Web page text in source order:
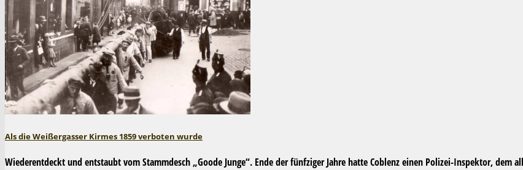
Als die Weißergasser Kirmes 1859 verboten wurde
Wiederentdeckt und entstaubt vom Stammdesch „Goode Junge“. Ende der fünfziger Jahre hatte Coblenz einen Polizei-Inspektor, dem